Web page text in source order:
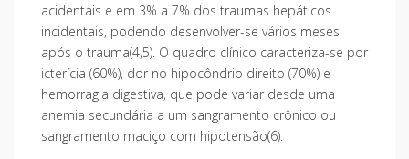
acidentais e em 3% a 7% dos traumas hepáticos
incidentais, podendo desenvolver-se vários meses
após o trauma(4,5). O quadro clínico caracteriza-se por
icterícia (60%), dor no hipocôndrio direito (70%) e
hemorragia digestiva, que pode variar desde uma
anemia secundária a um sangramento crônico ou
sangramento maciço com hipotensão(6).